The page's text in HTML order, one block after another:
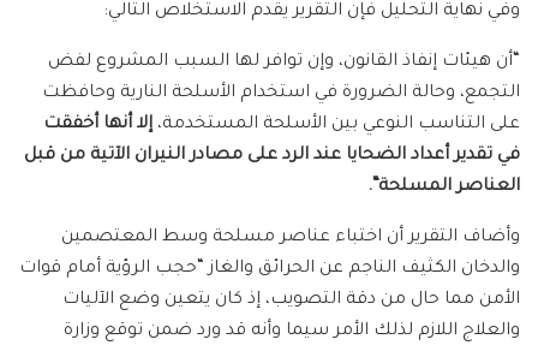
وفي نهاية التحليل فإن التقرير يقدم الاستخلاص التالي:
“أن هيئات إنفاذ القانون، وإن توافر لها السبب المشروع لفض
التجمع، وحالة الضرورة في استخدام الأسلحة النارية وحافظت
على التناسب النوعي بين الأسلحة المستخدمة، إلا أنها أخفقت
في تقدير أعداد الضحايا عند الرد على مصادر النيران الآتية من قبل
العناصر المسلحة “.
وأضاف التقرير أن اختباء عناصر مسلحة وسط المعتصمين
والدخان الكثيف الناجم عن الحرائق والغاز “حجب الرؤية أمام قوات
الأمن مما حال من دقة التصويب، إذ كان يتعين وضع الآليات
والعلاج اللازم لذلك الأمر سيما وأنه قد ورد ضمن توقع وزارة